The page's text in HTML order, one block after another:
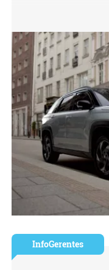
InfoGerentes